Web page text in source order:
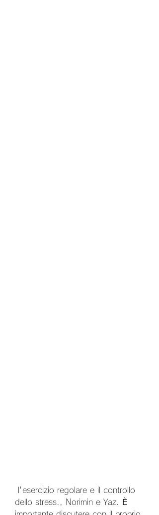
dello stress., Norimin e Yaz. È